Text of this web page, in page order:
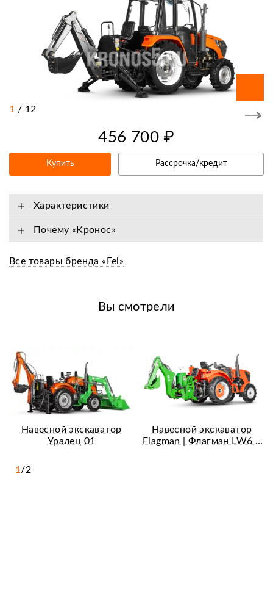
1 / 12
456 700 ₽
Купить Рассрочка/кредит
Характеристики
Почему «Кронос»
Все товары бренда «Fel»
Вы смотрели
Навесной экскаватор
Уралец 01
Навесной экскаватор
Flagman | Флагман LW6 +
1 /2